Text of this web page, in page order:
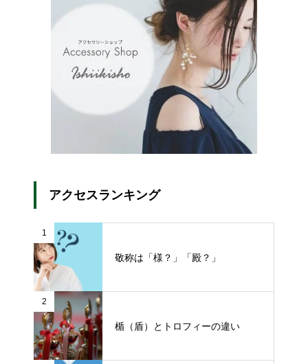
アクセスランキング
1
敬称は「様？」「殿？」
2
楯（盾）とトロフィーの違い